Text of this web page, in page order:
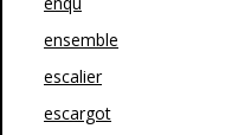
ensemble
escalier
escargot